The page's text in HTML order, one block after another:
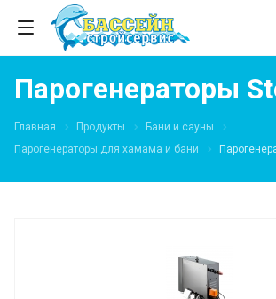
Парогенераторы
Главная Продукты
Бани и сауны
Парогенераторы для хамама и бани